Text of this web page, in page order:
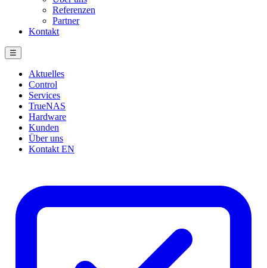
Referenzen
Partner
Kontakt
☰
Aktuelles
Control
Services
TrueNAS
Hardware
Kunden
Über uns
Kontakt EN